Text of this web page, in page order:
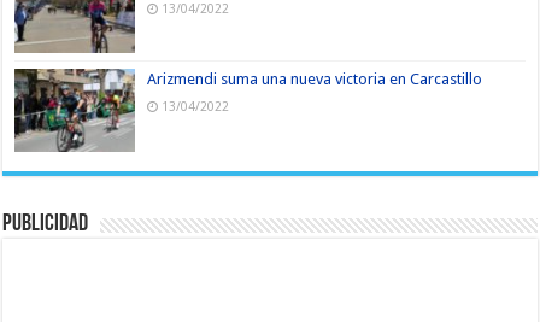
13/04/2022
Arizmendi suma una nueva victoria en Carcastillo
13/04/2022
Publicidad